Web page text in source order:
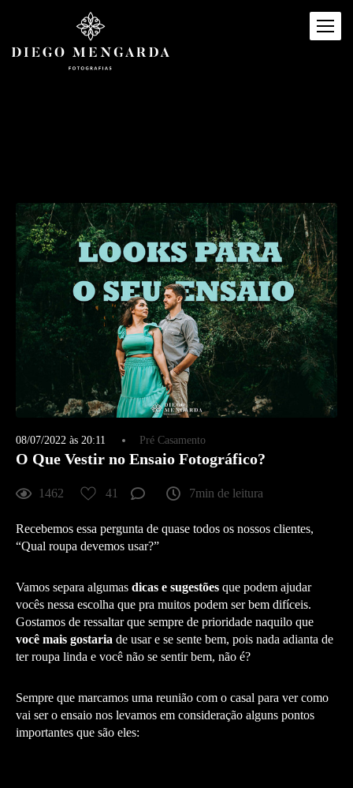
08/07/2022 às 20:11 Pré Casamento
O Que Vestir no Ensaio Fotográfico?
1462 41 7min de leitura
Recebemos essa pergunta de quase todos os nossos clientes,
“Qual roupa devemos usar?”
Vamos separa algumas dicas e sugestões que podem ajudar
vocês nessa escolha que pra muitos podem ser bem difíceis.
Gostamos de ressaltar que sempre de prioridade naquilo que
você mais gostaria de usar e se sente bem, pois nada adianta de
ter roupa linda e você não se sentir bem, não é?
Sempre que marcamos uma reunião com o casal para ver como
vai ser o ensaio nos levamos em consideração alguns pontos
importantes que são eles: